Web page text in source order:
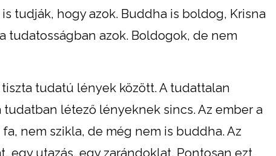
tudják, hogy azok. Buddha is boldog, Krisna
tudatosságban azok. Boldogok, de nem
tudatú lények között. A tudattalan
létező lényeknek sincs. Az ember a
nem szikla, de még nem is buddha. Az
egy utazás, egy zarándoklat. Pontosan ezt